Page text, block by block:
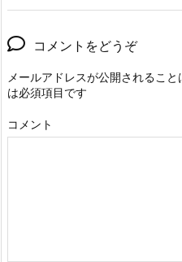
コメントをどうぞ
メールアドレスが公開されること
は必須項目です
コメント